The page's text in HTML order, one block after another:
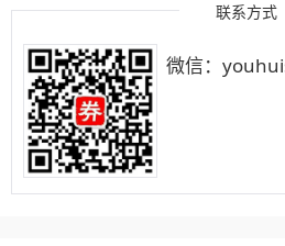
联系方式
微信：